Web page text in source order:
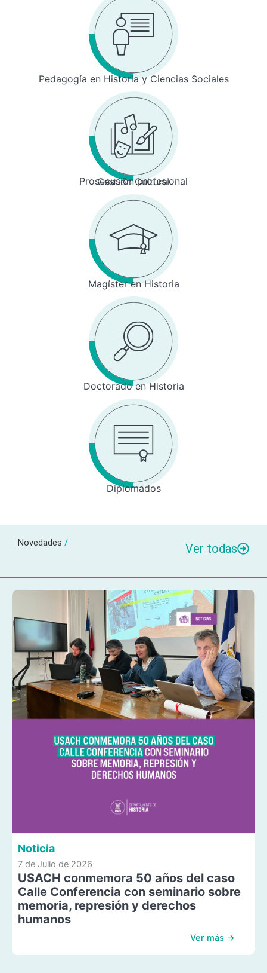
Pedagogía en Historia y Ciencias Sociales
Prosecusión profesional
Gestión Cultural
Magíster en Historia
Doctorado en Historia
Diplomados
Novedades / Ver todas
Noticia
7 de Julio de 2026
USACH conmemora 50 años del caso
Calle Conferencia con seminario sobre
memoria, represión y derechos
humanos
Ver más →